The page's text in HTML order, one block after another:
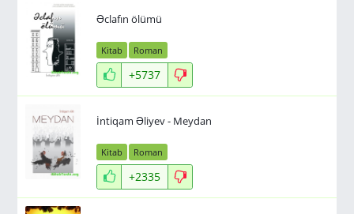
Əclafın ölümü
Kitab Roman
+5737
İntiqam Əliyev - Meydan
Kitab Roman
+2335